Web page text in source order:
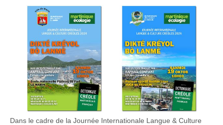
Dans le cadre de la Journée Internationale Langue & Culture